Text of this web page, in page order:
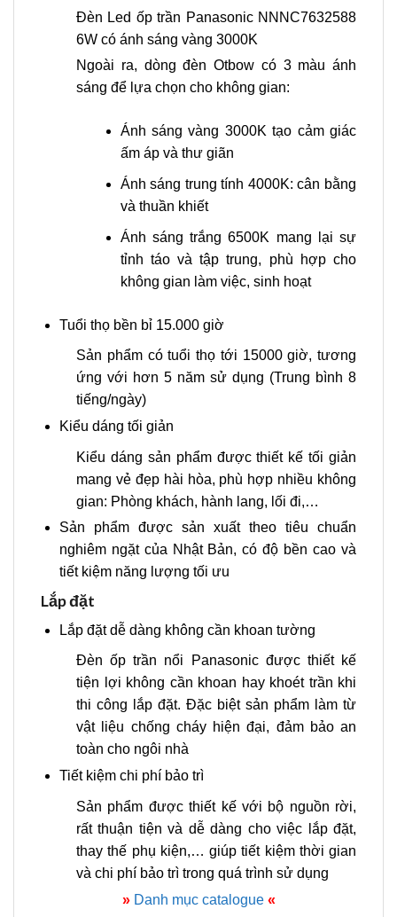
Đèn Led ốp trần Panasonic NNNC7632588
6W có ánh sáng vàng 3000K
Ngoài ra, dòng đèn Otbow có 3 màu ánh
sáng để lựa chọn cho không gian:
Ánh sáng vàng 3000K tạo cảm giác
ấm áp và thư giãn
Ánh sáng trung tính 4000K: cân bằng
và thuần khiết
Ánh sáng trắng 6500K mang lại sự
tỉnh táo và tập trung, phù hợp cho
không gian làm việc, sinh hoạt
Tuổi thọ bền bỉ 15.000 giờ
Sản phẩm có tuổi thọ tới 15000 giờ, tương
ứng với hơn 5 năm sử dụng (Trung bình 8
tiếng/ngày)
Kiểu dáng tối giản
Kiểu dáng sản phẩm được thiết kế tối giản
mang vẻ đẹp hài hòa, phù hợp nhiều không
gian: Phòng khách, hành lang, lối đi,…
Sản phẩm được sản xuất theo tiêu chuẩn
nghiêm ngặt của Nhật Bản, có độ bền cao và
tiết kiệm năng lượng tối ưu
Lắp đặt
Lắp đặt dễ dàng không cần khoan tường
Đèn ốp trần nổi Panasonic được thiết kế
tiện lợi không cần khoan hay khoét trần khi
thi công lắp đặt. Đặc biệt sản phẩm làm từ
vật liệu chống cháy hiện đại, đảm bảo an
toàn cho ngôi nhà
Tiết kiệm chi phí bảo trì
Sản phẩm được thiết kế với bộ nguồn rời,
rất thuận tiện và dễ dàng cho việc lắp đặt,
thay thế phụ kiện,… giúp tiết kiệm thời gian
và chi phí bảo trì trong quá trình sử dụng
» Danh mục catalogue «